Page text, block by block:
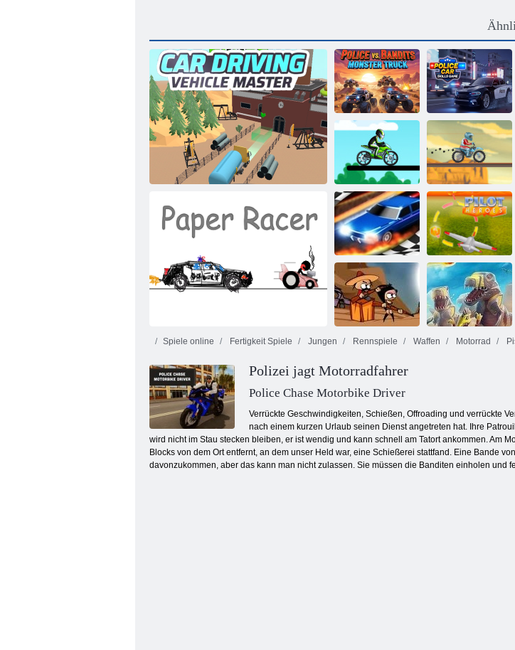
Polizei gegen
Banditen:
Monster Truck
Polizeiauto-
Geschicklichkeitsspiel
Fahrradrennen 2 X-Trial Racing
Papierrennfahrer
Race 3d ziehen Heroisch Pilot
Zombies können
nicht springen
Spiele online Fertigkeit Spiele Jungen Rennspiele Waffen Motorrad
Polizei jagt Motorradfahrer
Police Chase Motorbike Driver
Verrückte Geschwindigkeiten, Schießen, Offroading und verrückte
nach einem kurzen Urlaub seinen Dienst angetreten hat. Ihre
wird nicht im Stau stecken bleiben, er ist wendig und kann schnell am Tatort ankommen. Am
Blocks von dem Ort entfernt, an dem unser Held war, eine Schießerei stattfand. Eine Bande
davonzukommen, aber das kann man nicht zulassen. Sie müssen die Banditen einholen